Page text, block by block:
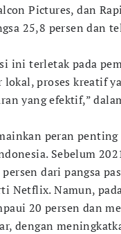
Pictures, dan
25,8 persen dan
ini terletak pada
lokal, proses kreatif
yang efektif,”
peran penting
Sebelum
dari pangsa
Netflix. Namun,
20 persen​ dan
dengan